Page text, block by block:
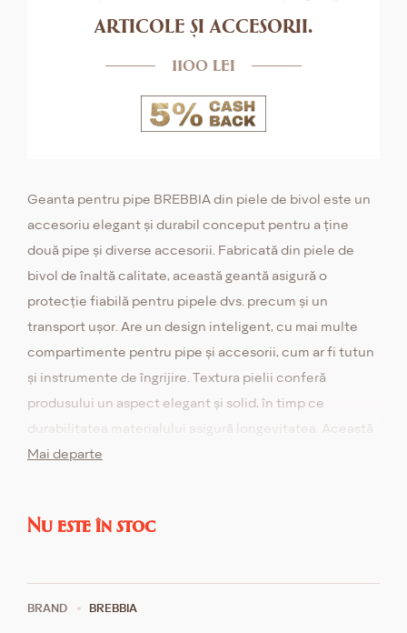
articole și accesorii.
1100 lei
Geanta pentru pipe BREBBIA din piele de bivol este un
accesoriu elegant și durabil conceput pentru a ține
două pipe și diverse accesorii. Fabricată din piele de
bivol de înaltă calitate, această geantă asigură o
protecție fiabilă pentru pipele dvs. precum și un
transport ușor. Are un design inteligent, cu mai multe
compartimente pentru pipe și accesorii, cum ar fi tutun
și instrumente de îngrijire. Textura pielii conferă
produsului un aspect elegant și solid, în timp ce
durabilitatea materialului asigură longevitatea. Această
geantă este o alegere excelentă pentru iubitorii de pipe
Mai departe
Nu este în stoc
BRAND BREBBIA